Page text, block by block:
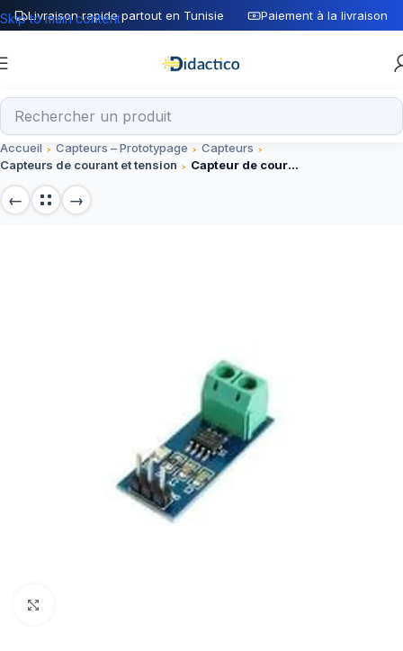
Livraison rapide partout en Tunisie Paiement à la livraison
Skip to main content
Accueil Capteurs – Prototypage
Capteurs
Capteurs de courant et tension
Capteur de courant 5A ACS712